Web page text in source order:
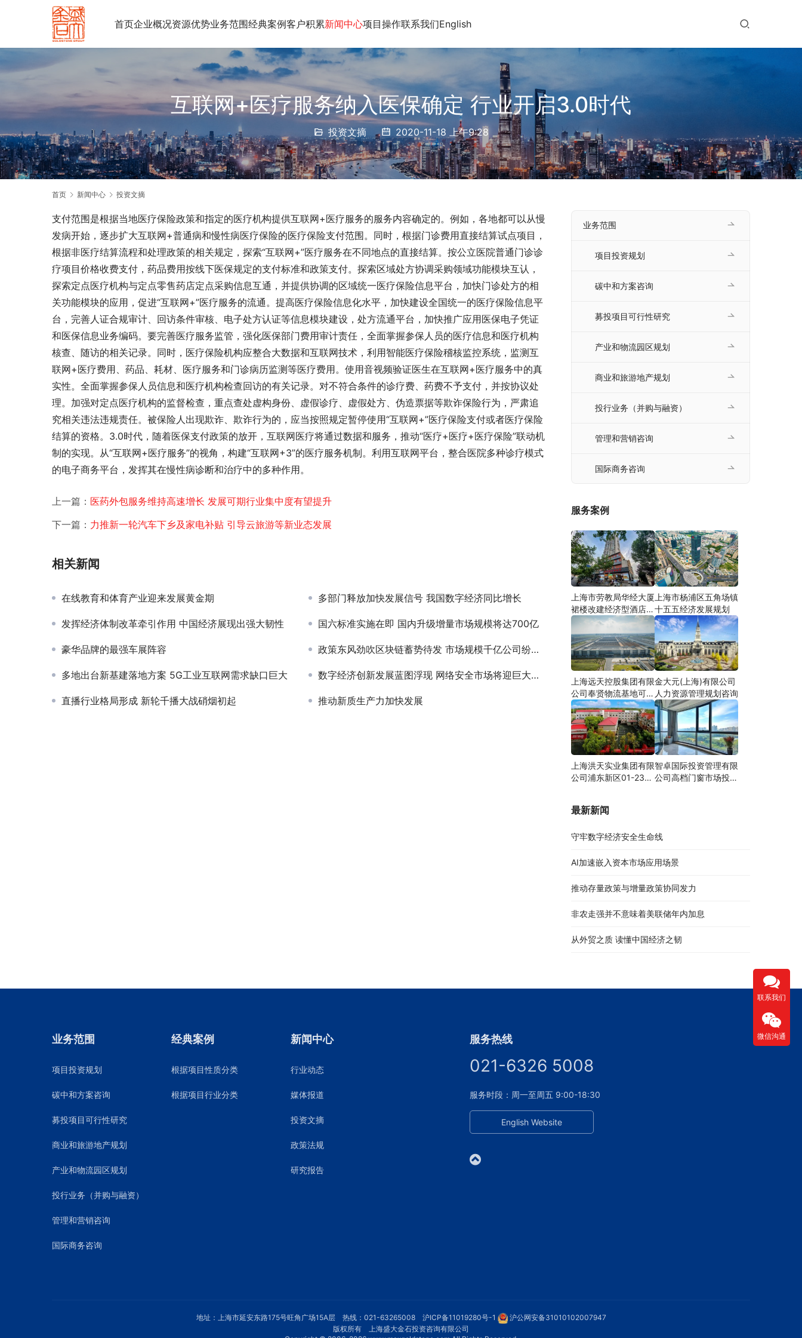
首页企业概况资源优势业务范围经典案例客户积累新闻中心项目操作联系我们English
互联网+医疗服务纳入医保确定 行业开启3.0时代
投资文摘 2020-11-18 上午9:28
首页 新闻中心 投资文摘
支付范围是根据当地医疗保险政策和指定的医疗机构提供互联网+医疗服务的服务内容确定的。例如，各地都可以从慢
发病开始，逐步扩大互联网+普通病和慢性病医疗保险的医疗保险支付范围。同时，根据门诊费用直接结算试点项目，
根据非医疗结算流程和处理政策的相关规定，探索“互联网+”医疗服务在不同地点的直接结算。按公立医院普通门诊诊
疗项目价格收费支付，药品费用按线下医保规定的支付标准和政策支付。探索区域处方协调采购领域功能模块互认，
探索定点医疗机构与定点零售药店定点采购信息互通，并提供协调的区域统一医疗保险信息平台，加快门诊处方的相
关功能模块的应用，促进“互联网+”医疗服务的流通。提高医疗保险信息化水平，加快建设全国统一的医疗保险信息平
台，完善人证合规审计、回访条件审核、电子处方认证等信息模块建设，处方流通平台，加快推广应用医保电子凭证
和医保信息业务编码。要完善医疗服务监管，强化医保部门费用审计责任，全面掌握参保人员的医疗信息和医疗机构
核查、随访的相关记录。同时，医疗保险机构应整合大数据和互联网技术，利用智能医疗保险稽核监控系统，监测互
联网+医疗费用、药品、耗材、医疗服务和门诊病历监测等医疗费用。使用音视频验证医生在互联网+医疗服务中的真
实性。全面掌握参保人员信息和医疗机构检查回访的有关记录。对不符合条件的诊疗费、药费不予支付，并按协议处
理。加强对定点医疗机构的监督检查，重点查处虚构身份、虚假诊疗、虚假处方、伪造票据等欺诈保险行为，严肃追
究相关违法违规责任。被保险人出现欺诈、欺诈行为的，应当按照规定暂停使用“互联网+”医疗保险支付或者医疗保险
结算的资格。3.0时代，随着医保支付政策的放开，互联网医疗将通过数据和服务，推动“医疗+医疗+医疗保险”联动机
制的实现。从“互联网+医疗服务”的视角，构建“互联网+3”的医疗服务机制。利用互联网平台，整合医院多种诊疗模式
的电子商务平台，发挥其在慢性病诊断和治疗中的多种作用。
上一篇： 医药外包服务维持高速增长 发展可期行业集中度有望提升
下一篇： 力推新一轮汽车下乡及家电补贴 引导云旅游等新业态发展
相关新闻
在线教育和体育产业迎来发展黄金期 多部门释放加快发展信号 我国数字经济同比增长
发挥经济体制改革牵引作用 中国经济展现出强大韧性 国六标准实施在即 国内升级增量市场规模将达700亿
豪华品牌的最强车展阵容 政策东风劲吹区块链蓄势待发 市场规模千亿公司纷纷布局
多地出台新基建落地方案 5G工业互联网需求缺口巨大 数字经济创新发展蓝图浮现 网络安全市场将迎巨大扩容
直播行业格局形成 新轮千播大战硝烟初起 推动新质生产力加快发展
业务范围
项目投资规划
碳中和方案咨询
募投项目可行性研究
产业和物流园区规划
商业和旅游地产规划
投行业务（并购与融资）
管理和营销咨询
国际商务咨询
服务案例
上海市劳教局华经大厦
裙楼改建经济型酒店可
研
上海市杨浦区五角场镇
十五五经济发展规划
上海远天控股集团有限
公司奉贤物流基地可行
性研究
金大元(上海)有限公司
人力资源管理规划咨询
上海洪天实业集团有限
公司浦东新区01-23地
智卓国际投资管理有限
公司高档门窗市场投资
最新新闻
守牢数字经济安全生命线
AI加速嵌入资本市场应用场景
推动存量政策与增量政策协同发力
非农走强并不意味着美联储年内加息
从外贸之质 读懂中国经济之韧
业务范围
项目投资规划
碳中和方案咨询
募投项目可行性研究
商业和旅游地产规划
产业和物流园区规划
投行业务（并购与融资）
管理和营销咨询
国际商务咨询
经典案例
根据项目性质分类
根据项目行业分类
新闻中心
行业动态
媒体报道
投资文摘
政策法规
研究报告
服务热线
021-6326 5008
服务时段：周一至周五 9:00-18:30
English Website
地址：上海市延安东路175号旺角广场15A层 热线：021-63265008 沪ICP备11019280号-1
沪公网安备31010102007947
版权所有 上海盛大金石投资咨询有限公司
联系我们
微信沟通